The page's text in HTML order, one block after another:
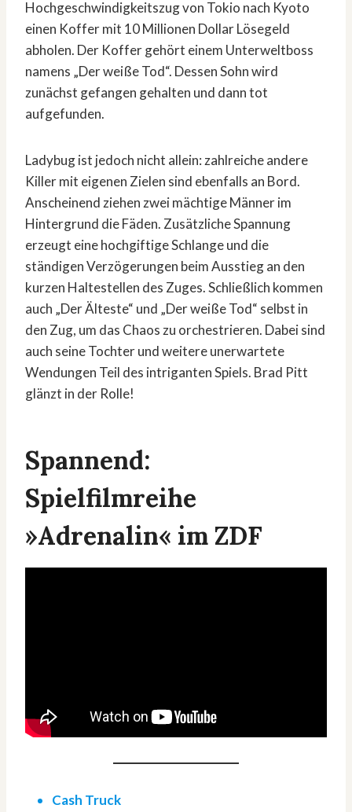
Hochgeschwindigkeitszug von Tokio nach Kyoto
einen Koffer mit 10 Millionen Dollar Lösegeld
abholen. Der Koffer gehört einem Unterweltboss
namens „Der weiße Tod“. Dessen Sohn wird
zunächst gefangen gehalten und dann tot
aufgefunden.
Ladybug ist jedoch nicht allein: zahlreiche andere
Killer mit eigenen Zielen sind ebenfalls an Bord.
Anscheinend ziehen zwei mächtige Männer im
Hintergrund die Fäden. Zusätzliche Spannung
erzeugt eine hochgiftige Schlange und die
ständigen Verzögerungen beim Ausstieg an den
kurzen Haltestellen des Zuges. Schließlich kommen
auch „Der Älteste“ und „Der weiße Tod“ selbst in
den Zug, um das Chaos zu orchestrieren. Dabei sind
auch seine Tochter und weitere unerwartete
Wendungen Teil des intriganten Spiels. Brad Pitt
glänzt in der Rolle!
Spannend:
Spielfilmreihe
»Adrenalin« im ZDF
Cash Truck